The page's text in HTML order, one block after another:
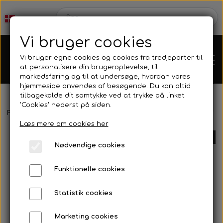
Karts
Mini kart
Motor
Forside
Vi bruger cookies
Vi bruger egne cookies og cookies fra tredjeparter til
at personalisere din brugeroplevelse, til
markedsføring og til at undersøge, hvordan vores
hjemmeside anvendes af besøgende. Du kan altid
tilbagekalde dit samtykke ved at trykke på linket
'Cookies' nederst på siden.
Læs mere om cookies her
Nødvendige cookies
Funktionelle cookies
Statistik cookies
Marketing cookies